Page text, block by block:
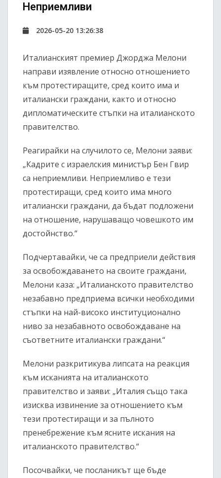
Неприемливи
2026-05-20 13:26:38
Италианският премиер Джорджа Мелони
направи изявление относно отношението
към протестиращите, сред които има и
италиански граждани, както и относно
дипломатическите стъпки на италианското
правителство.
Реагирайки на случилото се, Мелони заяви:
„Кадрите с израелския министър Бен Гвир
са неприемливи. Неприемливо е тези
протестиращи, сред които има много
италиански граждани, да бъдат подложени
на отношение, нарушаващо човешкото им
достойнство.“
Подчертавайки, че са предприели действия
за освобождаването на своите граждани,
Мелони каза: „Италианското правителство
незабавно предприема всички необходими
стъпки на най-високо институционално
ниво за незабавното освобождаване на
съответните италиански граждани.“
Мелони разкритикува липсата на реакция
към исканията на италианското
правителство и заяви: „Италия също така
изисква извинение за отношението към
тези протестиращи и за пълното
пренебрежение към ясните искания на
италианското правителство.“
Посочвайки, че посланикът ще бъде